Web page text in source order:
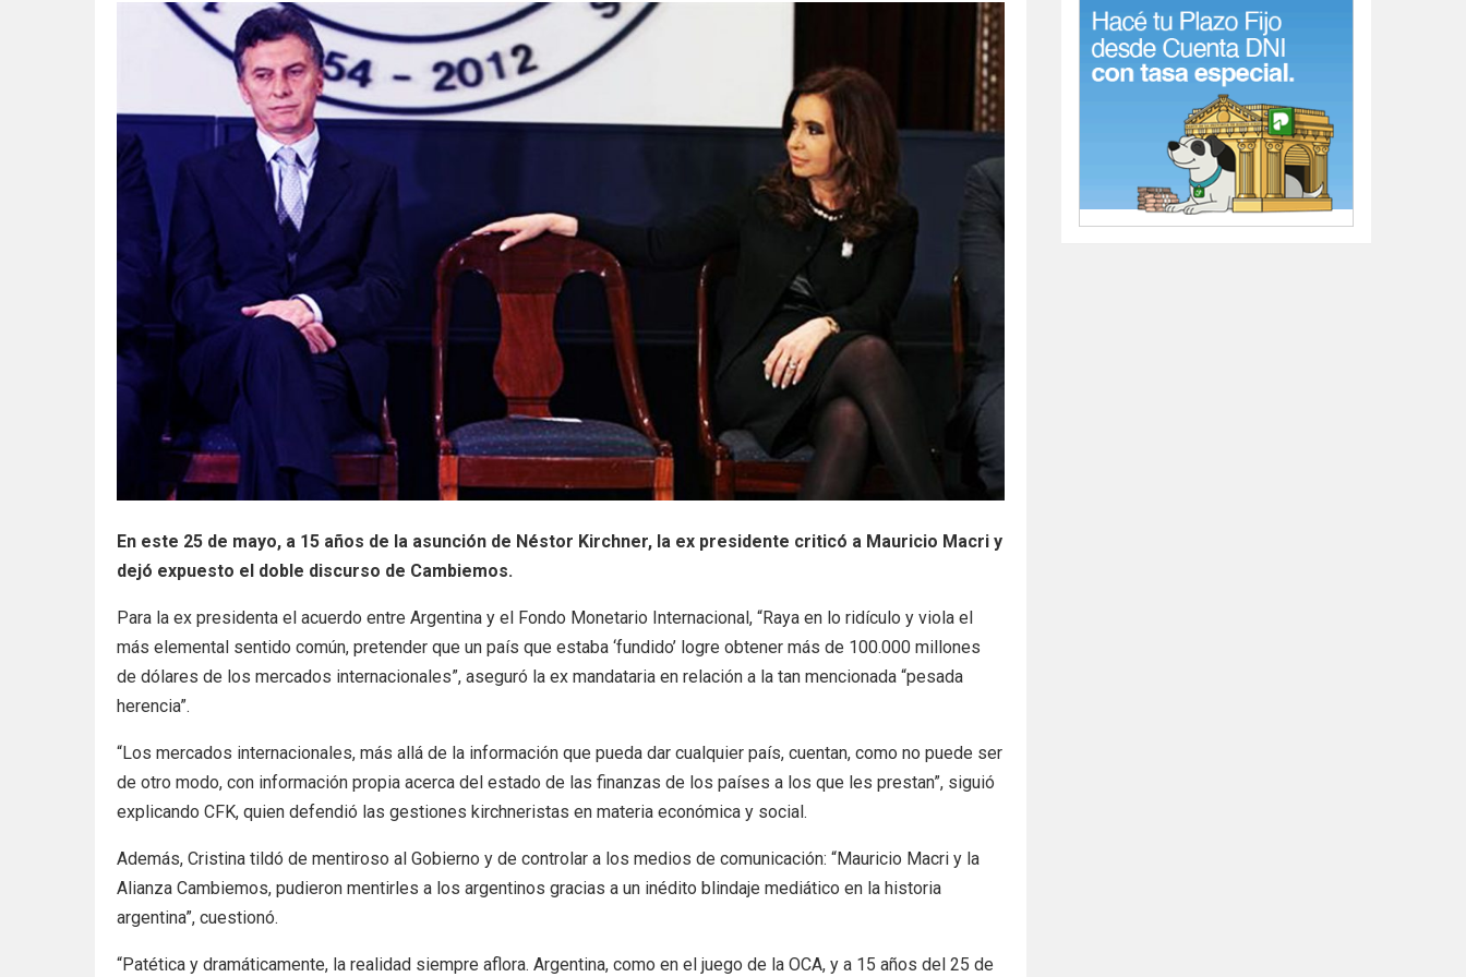
En este 25 de mayo, a 15 años de la asunción de Néstor Kirchner, la ex presidente criticó a Mauricio Macri y
dejó expuesto el doble discurso de Cambiemos.
Para la ex presidenta el acuerdo entre Argentina y el Fondo Monetario Internacional, “Raya en lo ridículo y viola el
más elemental sentido común, pretender que un país que estaba ‘fundido’ logre obtener más de 100.000 millones
de dólares de los mercados internacionales”, aseguró la ex mandataria en relación a la tan mencionada “pesada
herencia”.
“Los mercados internacionales, más allá de la información que pueda dar cualquier país, cuentan, como no puede ser
de otro modo, con información propia acerca del estado de las finanzas de los países a los que les prestan”, siguió
explicando CFK, quien defendió las gestiones kirchneristas en materia económica y social.
Además, Cristina tildó de mentiroso al Gobierno y de controlar a los medios de comunicación: “Mauricio Macri y la
Alianza Cambiemos, pudieron mentirles a los argentinos gracias a un inédito blindaje mediático en la historia
argentina”, cuestionó.
“Patética y dramáticamente, la realidad siempre aflora. Argentina, como en el juego de la OCA, y a 15 años del 25 de